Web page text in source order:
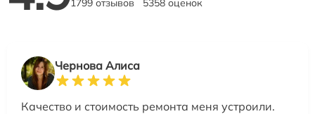
1799 отзывов 5358 оценок
Чернова Алиса
Качество и стоимость ремонта меня устроили.